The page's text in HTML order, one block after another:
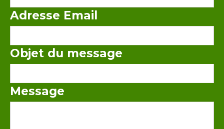
Adresse Email
Objet du message
Message